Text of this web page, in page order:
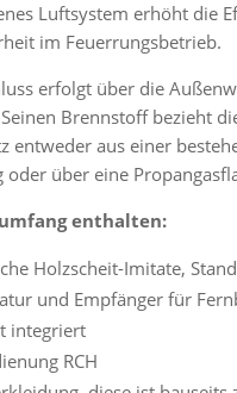
Luftsystem erhöht die
im Feuerrungsbetrieb.
erfolgt über die
Brennstoff bezieht
entweder aus einer
oder über eine
enthalten:
Holzscheit-Imitate,
und Empfänger für
integriert
RCH